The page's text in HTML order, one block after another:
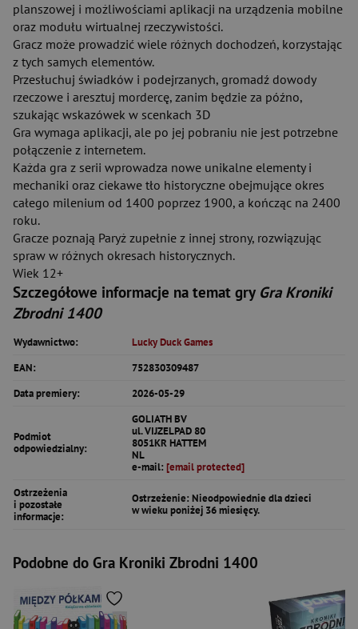
planszowej i możliwościami aplikacji na urządzenia mobilne
oraz modułu wirtualnej rzeczywistości.
Gracz może prowadzić wiele różnych dochodzeń, korzystając
z tych samych elementów.
Przesłuchuj świadków i podejrzanych, gromadź dowody
rzeczowe i aresztuj mordercę, zanim będzie za późno,
szukając wskazówek w scenkach 3D
Gra wymaga aplikacji, ale po jej pobraniu nie jest potrzebne
połączenie z internetem.
Każda gra z serii wprowadza nowe unikalne elementy i
mechaniki oraz ciekawe tło historyczne obejmujące okres
całego milenium od 1400 poprzez 1900, a kończąc na 2400
roku.
Gracze poznają Paryż zupełnie z innej strony, rozwiązując
spraw w różnych okresach historycznych.
Wiek 12+
Szczegółowe informacje na temat gry Gra Kroniki
Zbrodni 1400
Wydawnictwo:
Lucky Duck Games
EAN:
752830309487
Data premiery:
2026-05-29
Podmiot
odpowiedzialny:
GOLIATH BV
ul. VIJZELPAD 80
8051KR HATTEM
NL
e-mail: [email protected]
Ostrzeżenia
i pozostałe
informacje:
Ostrzeżenie: Nieodpowiednie dla dzieci
w wieku poniżej 36 miesięcy.
Podobne do Gra Kroniki Zbrodni 1400